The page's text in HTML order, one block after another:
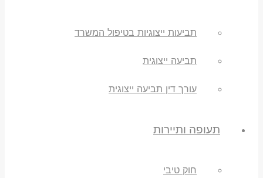
תביעות ייצוגיות בטיפול המשרד
תביעה ייצוגית
עורך דין תביעה ייצוגית
תעופה ותיירות
חוק טיבי